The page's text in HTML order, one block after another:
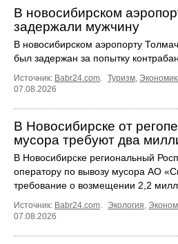
В новосибирском
задержали мужчину
В новосибирском аэропорту
был задержан за попытку
Источник: Babr24.com. Туризм,
07.08.2026
В Новосибирске от
мусора требуют два
В Новосибирске региональный
оператору по вывозу мусора АО
требование о возмещении 2,2
Источник: Babr24.com. Экология,
07.08.2026